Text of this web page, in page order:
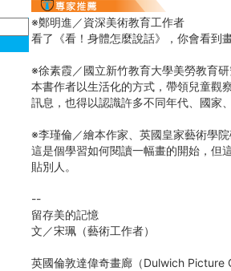
※鄭明進／資深美術教育工作者
看了《看！身體怎麼說話》，你會看到
※徐素霞／國立新竹教育大學美勞教育
本書作者以生活化的方式，帶領兒童觀
訊息，也得以認識許多不同年代、國家
※李瑾倫／繪本作家、英國皇家藝術學
這是個學習如何閱讀一幅畫的開始，但
貼別人。
--
留存美的記憶
文／宋珮（藝術工作者）
英國倫敦達偉奇畫廊（Dulwich Picture